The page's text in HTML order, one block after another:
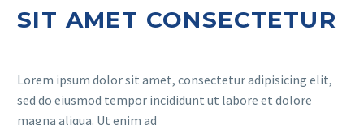
SIT AMET CONSECTETUR
Lorem ipsum dolor sit amet, consectetur adipisicing elit,
sed do eiusmod tempor incididunt ut labore et dolore
magna aliqua. Ut enim ad